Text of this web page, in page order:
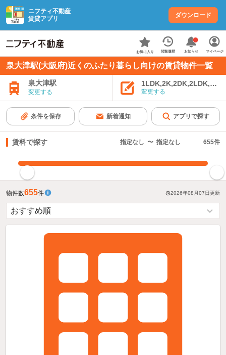
ニフティ不動産
賃貸アプリ
ダウンロード
お気に入り 閲覧履歴 お知らせ マイページ
泉大津駅(大阪府)近くのふたり暮らし向けの賃貸物件一覧
泉大津駅
変更する 変更する
条件を保存 新着通知 アプリで探す
賃料で探す 指定なし 〜 指定なし 655件
物件数655件 2026年08月07日更新